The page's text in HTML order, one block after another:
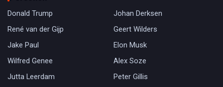
Donald Trump
Johan Derksen
René van der Gijp
Geert Wilders
Jake Paul
Elon Musk
Wilfred Genee
Alex Soze
Jutta Leerdam
Peter Gillis